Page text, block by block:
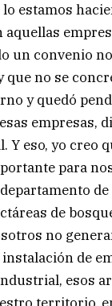
estamos
aquellas
un convenio
no se
y quedó
empresas,
Y eso, yo creo
para
de
no
de
esos